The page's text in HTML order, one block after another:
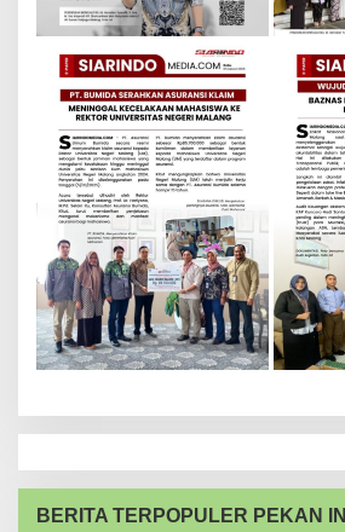
BERITA TERPOPULER PEKAN INI